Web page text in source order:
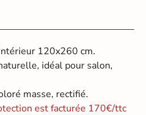
120x260 cm.
idéal pour salon,
masse, rectifié.
est facturée 170€/ttc